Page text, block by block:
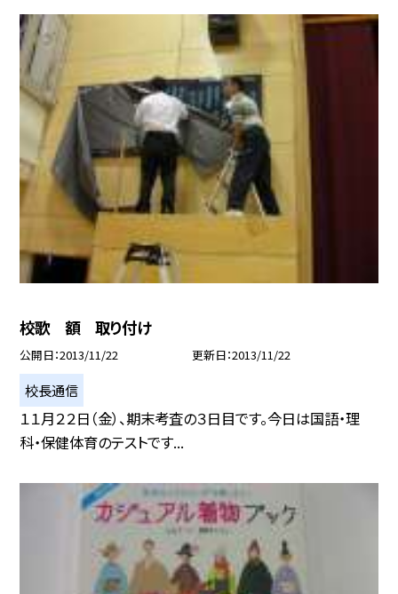
校歌 額 取り付け
公開日 2013/11/22 更新日 2013/11/22
校長通信
１１月２２日（金）、期末考査の３日目です。今日は国語・理
科・保健体育のテストです...